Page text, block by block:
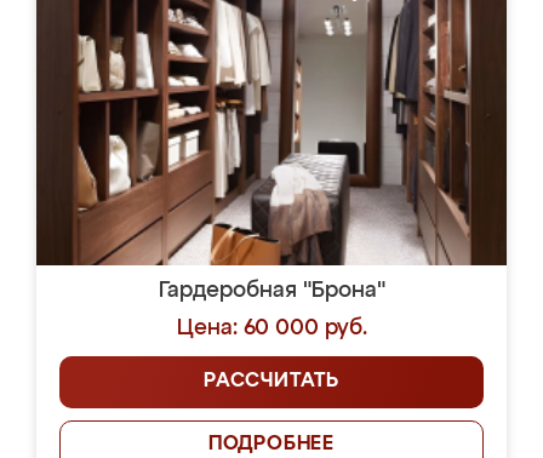
Гардеробная "Брона"
Цена: 60 000 руб.
РАССЧИТАТЬ
ПОДРОБНЕЕ